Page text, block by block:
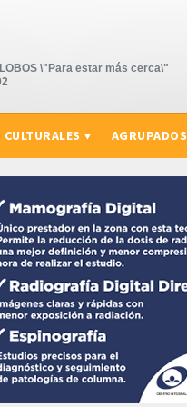
LOBOS \"Para estar más cerca\"
CULTURALES AGRUPADOS